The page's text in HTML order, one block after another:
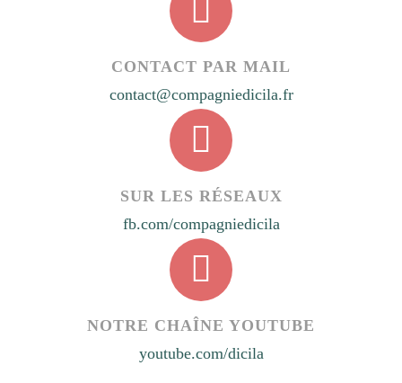
CONTACT PAR MAIL
contact@compagniedicila.fr
SUR LES RÉSEAUX
fb.com/compagniedicila
NOTRE CHAÎNE YOUTUBE
youtube.com/dicila